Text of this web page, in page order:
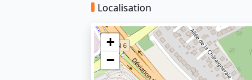
Localisation
+
−